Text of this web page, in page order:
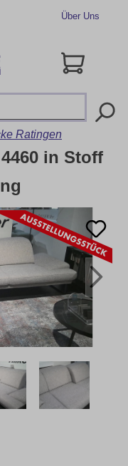
Über Uns
Ratingen
in Stoff